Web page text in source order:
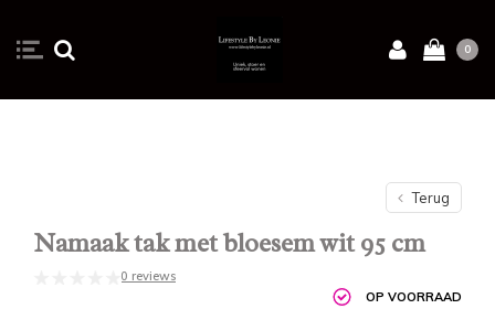
0
Terug
Namaak tak met bloesem wit 95 cm
0 reviews
OP VOORRAAD